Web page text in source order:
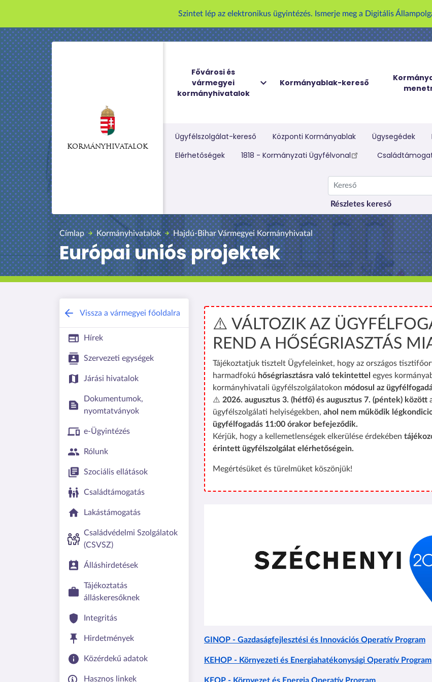
r
t
a
o
r
a
Szintet lép az elektronikus ügyintézés. Ismerje meg a Digitális
KORMÁNYHIVATALOK
Fővárosi és
vármegyei
kormányhivatalok
Kormányablak-kereső
Kereső melletti menü
Ügyfélszolgálat-kereső Központi Kormányablak Ügysegédek
Elérhetőségek
1818 - Kormányzati Ügyfélvonal
Kereső
Részletes kereső
Címlap Kormányhivatalok Hajdú-Bihar Vármegyei Kormányhivatal
Európai uniós projektek
Vissza a vármegyei főoldalra
Hírek
Szervezeti egységek
Járási hivatalok
Dokumentumok,
nyomtatványok
e-Ügyintézés
Rólunk
Szociális ellátások
Családtámogatás
Lakástámogatás
Családvédelmi Szolgálatok
(CSVSZ)
Álláshirdetések
Tájékoztatás
álláskeresőknek
Integritás
Hirdetmények
Közérdekű adatok
Hasznos linkek
⚠️ VÁLTOZIK AZ
REND A HŐSÉGRIASZTÁS
Tájékoztatjuk tisztelt Ügyfeleinket, hogy az országos
harmadfokú hőségriasztásra való tekintettel egyes
kormányhivatali ügyfélszolgálatokon módosul az
⚠️ 2026. augusztus 3. (hétfő) és augusztus 7. (péntek) között
ügyfélszolgálati helyiségekben, ahol nem működik
ügyfélfogadás 11:00 órakor befejeződik.
Kérjük, hogy a kellemetlenségek elkerülése érdekében
érintett ügyfélszolgálat elérhetőségein.
Megértésüket és türelmüket köszönjük!
GINOP - Gazdaságfejlesztési és Innovációs Operatív Program
KEHOP - Környezeti és Energiahatékonysági Operatív Program